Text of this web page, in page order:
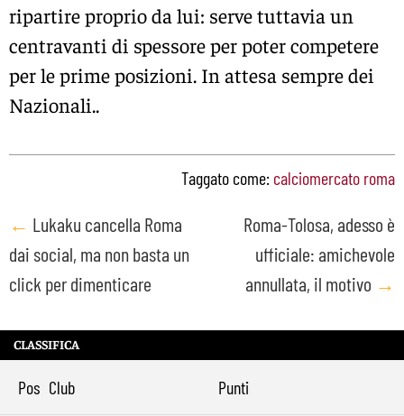
ripartire proprio da lui: serve tuttavia un
centravanti di spessore per poter competere
per le prime posizioni. In attesa sempre dei
Nazionali..
Taggato come: calciomercato roma
Post
navigation
← Lukaku cancella Roma
dai social, ma non basta un
click per dimenticare
Roma-Tolosa, adesso è
ufficiale: amichevole
annullata, il motivo →
CLASSIFICA
Pos Club Punti